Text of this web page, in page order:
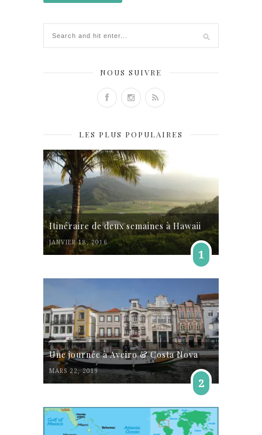
NOUS SUIVRE
LES PLUS POPULAIRES
Itinéraire de deux semaines à Hawaii
JANVIER 18, 2016
1
Une journée à Aveiro & Costa Nova
MARS 22, 2019
2